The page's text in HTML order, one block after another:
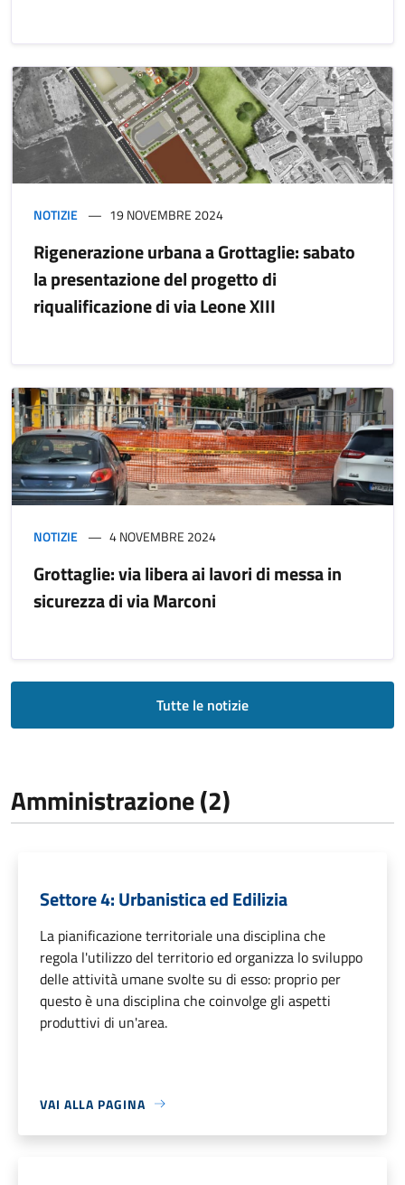
NOTIZIE 19 NOVEMBRE 2024
Rigenerazione urbana a Grottaglie: sabato
la presentazione del progetto di
riqualificazione di via Leone XIII
NOTIZIE 4 NOVEMBRE 2024
Grottaglie: via libera ai lavori di messa in
sicurezza di via Marconi
Tutte le notizie
Amministrazione (2)
Settore 4: Urbanistica ed Edilizia
La pianificazione territoriale una disciplina che
regola l'utilizzo del territorio ed organizza lo sviluppo
delle attività umane svolte su di esso: proprio per
questo è una disciplina che coinvolge gli aspetti
produttivi di un'area.
VAI ALLA PAGINA